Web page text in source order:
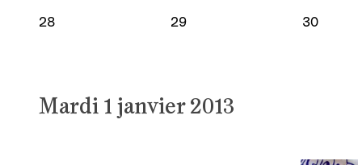
28 29 30
Mardi 1 janvier 2013